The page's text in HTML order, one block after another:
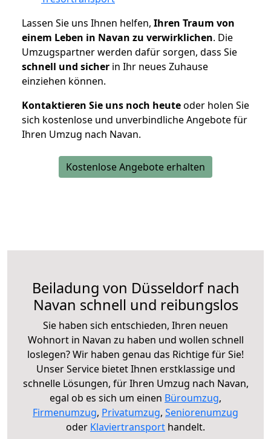
Lassen Sie uns Ihnen helfen, Ihren Traum von
einem Leben in Navan zu verwirklichen. Die
Umzugspartner werden dafür sorgen, dass Sie
schnell und sicher in Ihr neues Zuhause
einziehen können.
Kontaktieren Sie uns noch heuteoder holen Sie
sich kostenlose und unverbindliche Angebote für
Ihren Umzug nach Navan.
Kostenlose Angebote erhalten
Beiladung von Düsseldorf nach
Navan schnell und reibungslos
Sie haben sich entschieden, Ihren neuen
Wohnort in Navan zu haben und wollen schnell
loslegen? Wir haben genau das Richtige für Sie!
Unser Service bietet Ihnen erstklassige und
schnelle Lösungen, für Ihren Umzug nach Navan,
egal ob es sich um einen Büroumzug,
Firmenumzug, Privatumzug, Seniorenumzug
oder Klaviertransport handelt.